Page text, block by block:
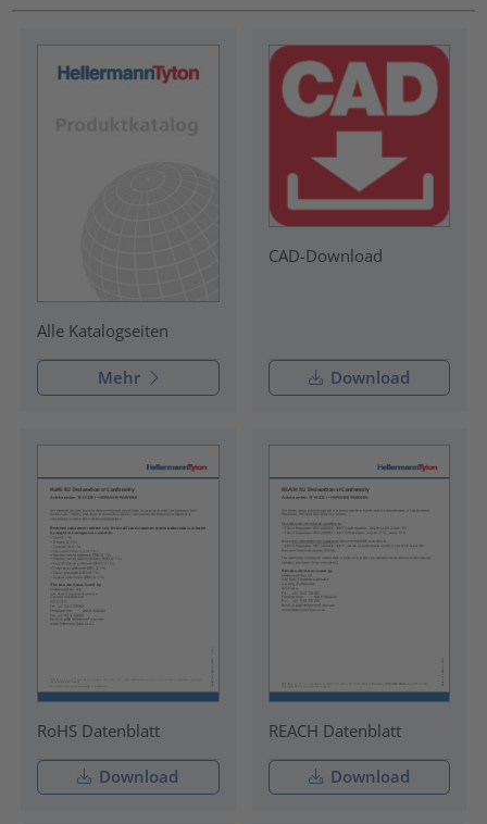
Alle Katalogseiten
Mehr
CAD-Download
Download
RoHS Datenblatt
Download
REACH Datenblatt
Download